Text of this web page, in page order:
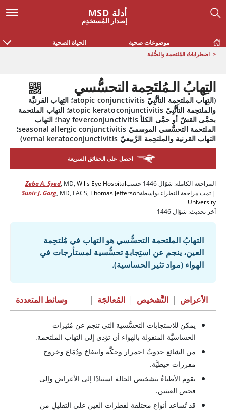
أدلة MSD
إصدار المُستخدِم
موضوعات صحية الحياة الصحية
< اضطراباتُ المُلتحمة والصُّلبة
التِهابُ الـمُلتَحِمة التحسُّسي
(التِهاب الملتحِمة التأتُّبِيّ atopic conjunctivitis؛ التِهاب القرنيَّة
والملتحِمة التأتُّبِيّ atopic keratoconjunctivitis؛ التهاب الملتحمة
بحمَّى القشّ أو حمَّى الكلأ hay feverconjunctivitis؛ التهاب
الملتحمة التحسُّسي الموسميّ seasonal allergic conjunctivitis؛
التهاب القرنية والملتحِمة الرَّبيعيّ vernal keratoconjunctivitis)
احصل على الحقائق السريعة
المراجعة الكاملة: شوّال 1446 حسب Zeba A. Syed, MD, Wills Eye Hospital
| تمت مراجعة النظراء بواسطة Sunir J. Garg, MD, FACS, Thomas Jefferson
University
آخر تحديث: شوّال 1446
التهابُ الملتحمة التحسُّسي هو التهاب في مُلتحِمة
العين، ينجم عن استِجابةٍ تحسُّسية لمستأرجات في
الهواء (مواد تثير الحساسية).
الأعراض | التَّشخيص | المُعالجَة | وسائط المتعددة
يمكن للاستجابات التحسُّسية التي تنجم عن مُثيرات
الحساسيَّة المنقولة بالهواء أن تؤدي إلى التهاب الملتحمة.
من الشائع حدوثُ احمرار وحكَّة وانتفاخ ودُمَاع وخروج
مفرزات خيطيَّة.
يقوم الأطباءُ بتشخيص الحالة استنادًا إلى الأعراض وإلى
فحص العينين.
قد تُساعد أنواع مختلفة لقطرات العين على التقليلِ من